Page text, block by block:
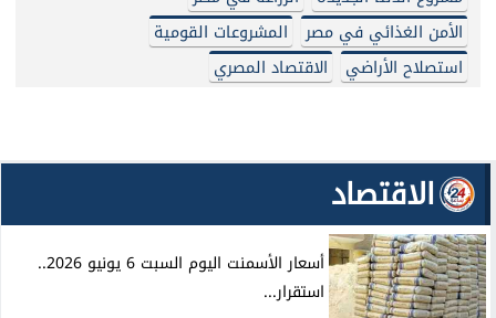
الأمن الغذائي في مصر
المشروعات القومية
استصلاح الأراضي
الاقتصاد المصري
الاقتصاد
أسعار الأسمنت اليوم السبت 6 يونيو 2026..
استقرار...